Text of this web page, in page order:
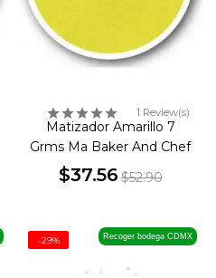
1 Review(s)
Matizador Amarillo 7
Grms Ma Baker And Chef
$37.56$52.90
Recoger bodega CDMX
-29%